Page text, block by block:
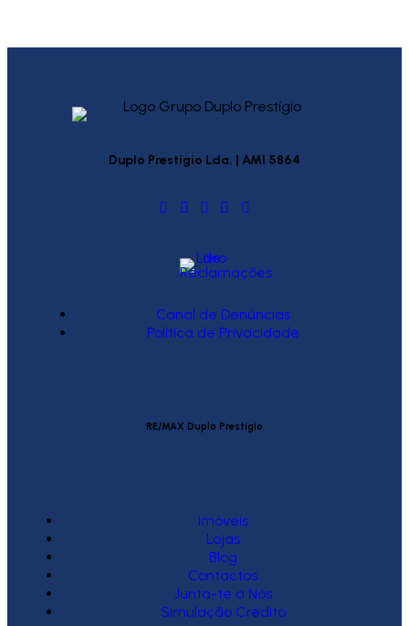
Duplo Prestígio Lda. | AMI 5864
Canal de Denúncias
Política de Privacidade
RE/MAX Duplo Prestígio
Imóveis
Lojas
Blog
Contactos
Junta-te a Nós
Simulação Crédito